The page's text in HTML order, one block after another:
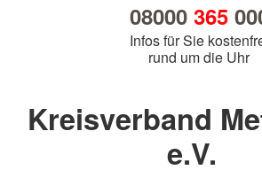
08000 365
Infos für Sie
rund um die Uhr
Kreisverband
e.V.